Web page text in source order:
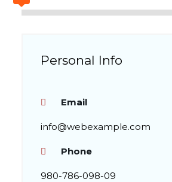
Personal Info
Email
info@webexample.com
Phone
980-786-098-09